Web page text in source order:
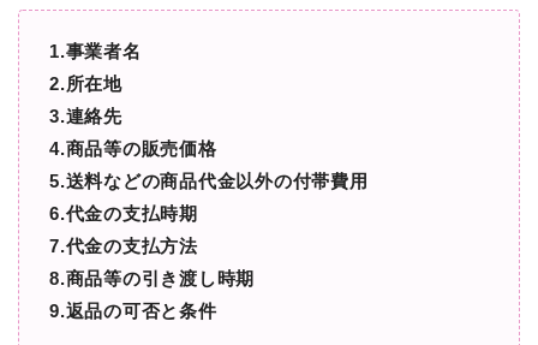
1.事業者名
2.所在地
3.連絡先
4.商品等の販売価格
5.送料などの商品代金以外の付帯費用
6.代金の支払時期
7.代金の支払方法
8.商品等の引き渡し時期
9.返品の可否と条件